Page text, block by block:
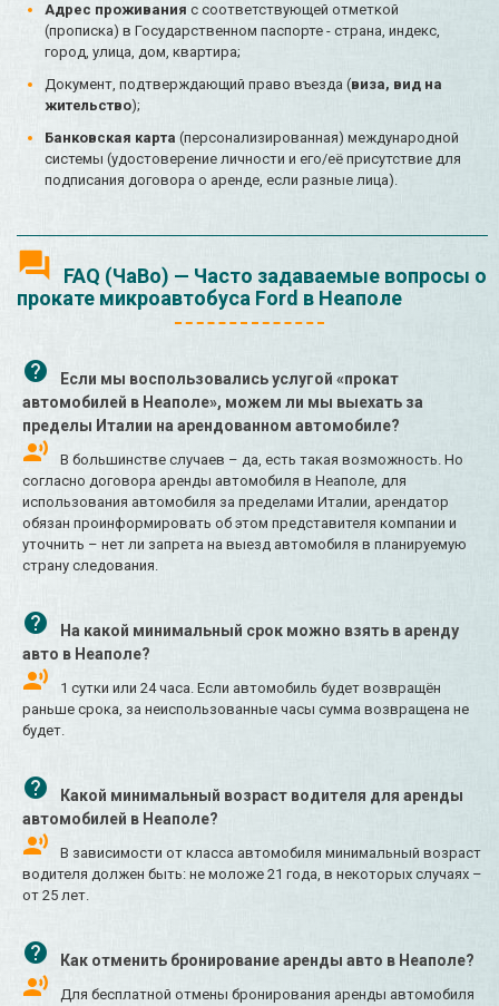
Адрес проживания с соответствующей отметкой
(прописка) в Государственном паспорте - страна, индекс,
город, улица, дом, квартира;
Документ, подтверждающий право въезда (виза, вид на
жительство);
Банковская карта (персонализированная) международной
системы (удостоверение личности и его/её присутствие для
подписания договора о аренде, если разные лица).
FAQ (ЧаВо) — Часто задаваемые вопросы о
прокате микроавтобуса Ford в Неаполе
Если мы воспользовались услугой «прокат
автомобилей в Неаполе», можем ли мы выехать за
пределы Италии на арендованном автомобиле?
В большинстве случаев – да, есть такая возможность. Но
согласно договора аренды автомобиля в Неаполе, для
использования автомобиля за пределами Италии, арендатор
обязан проинформировать об этом представителя компании и
уточнить – нет ли запрета на выезд автомобиля в планируемую
страну следования.
На какой минимальный срок можно взять в аренду
авто в Неаполе?
1 сутки или 24 часа. Если автомобиль будет возвращён
раньше срока, за неиспользованные часы сумма возвращена не
будет.
Какой минимальный возраст водителя для аренды
автомобилей в Неаполе?
В зависимости от класса автомобиля минимальный возраст
водителя должен быть: не моложе 21 года, в некоторых случаях –
от 25 лет.
Как отменить бронирование аренды авто в Неаполе?
Для бесплатной отмены бронирования аренды автомобиля